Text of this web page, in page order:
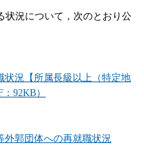
状況について，次のとおり公
状況【所属長級以上（特定地
92KB）
外郭団体への再就職状況